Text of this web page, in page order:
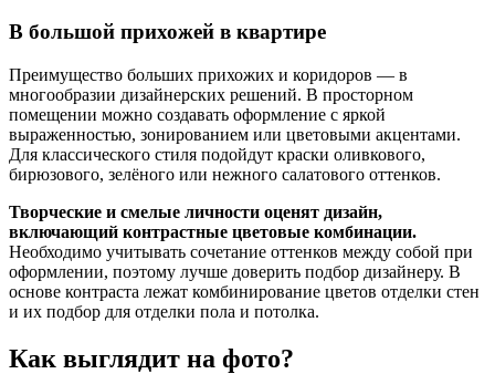
В большой прихожей в квартире
Преимущество больших прихожих и коридоров — в
многообразии дизайнерских решений. В просторном
помещении можно создавать оформление с яркой
выраженностью, зонированием или цветовыми акцентами.
Для классического стиля подойдут краски оливкового,
бирюзового, зелёного или нежного салатового оттенков.
Творческие и смелые личности оценят дизайн,
включающий контрастные цветовые комбинации.
Необходимо учитывать сочетание оттенков между собой при
оформлении, поэтому лучше доверить подбор дизайнеру. В
основе контраста лежат комбинирование цветов отделки стен
и их подбор для отделки пола и потолка.
Как выглядит на фото?